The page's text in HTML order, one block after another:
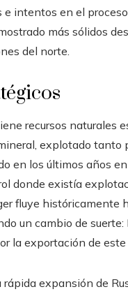
intentos en el
más sólidos
del norte.
recursos naturales
explotado tanto
en los últimos años
donde existía
fluye históricamente
un cambio de
la exportación de
expansión de